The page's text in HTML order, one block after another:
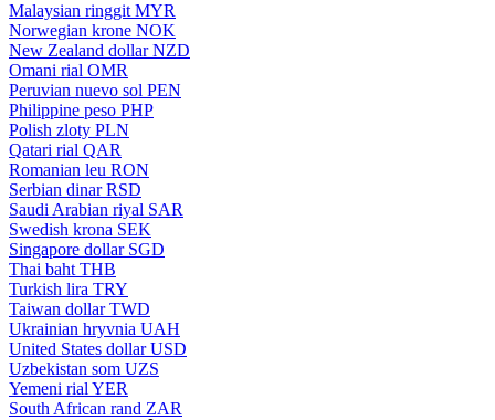
Malaysian ringgit MYR
Norwegian krone NOK
New Zealand dollar NZD
Omani rial OMR
Peruvian nuevo sol PEN
Philippine peso PHP
Polish zloty PLN
Qatari rial QAR
Romanian leu RON
Serbian dinar RSD
Saudi Arabian riyal SAR
Swedish krona SEK
Singapore dollar SGD
Thai baht THB
Turkish lira TRY
Taiwan dollar TWD
Ukrainian hryvnia UAH
United States dollar USD
Uzbekistan som UZS
Yemeni rial YER
South African rand ZAR